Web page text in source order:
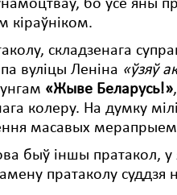
бо ўсе яны
кіраўніком.
складзенага
вуліцы Леніна «ўзяў
«Жыве Беларусь!»
колеру. На думку
масавых
быў іншы пратакол, у
пратаколу суддзя